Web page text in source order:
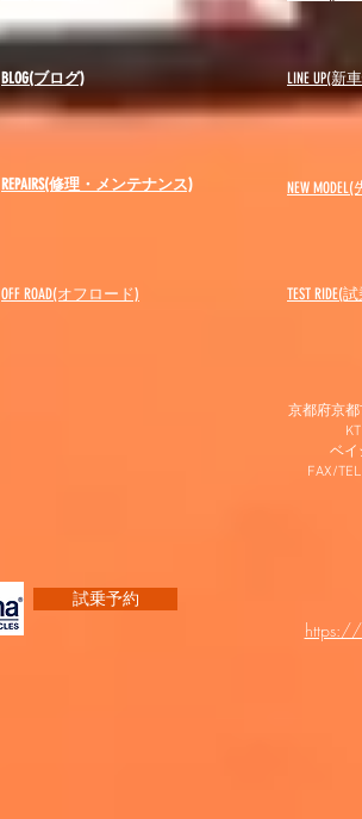
BLOG(ブログ) LINE UP(新
REPAIRS(修理・メンテナンス) NEW MODEL(
OFF ROAD(オフロード) ​TEST RIDE(
京都府京
ベイ
FAX/
試乗予約
https://